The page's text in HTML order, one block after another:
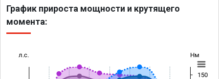
График прироста мощности и крутящего
момента:
л.с. Нм
150